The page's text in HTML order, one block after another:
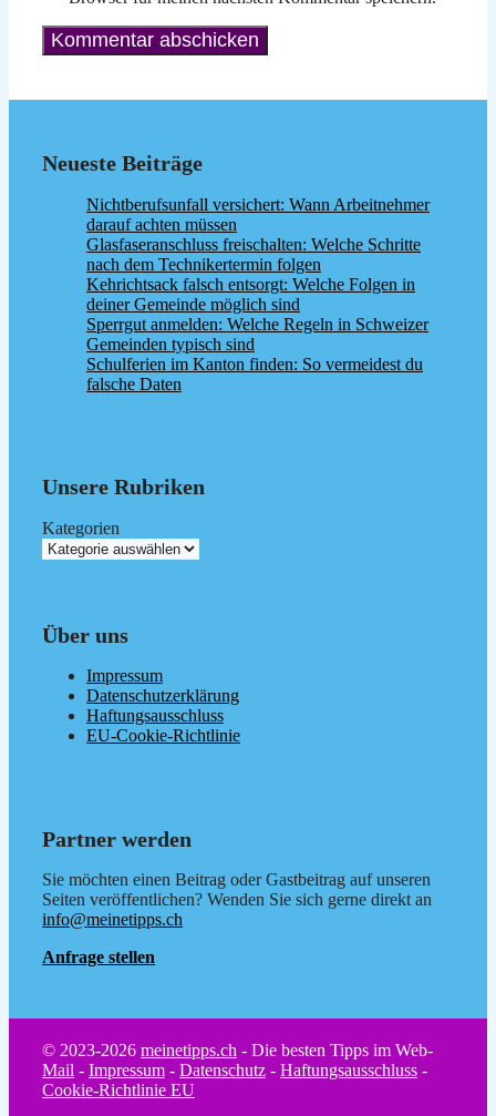
Neueste Beiträge
Nichtberufsunfall versichert: Wann Arbeitnehmer
darauf achten müssen
Glasfaseranschluss freischalten: Welche Schritte
nach dem Technikertermin folgen
Kehrichtsack falsch entsorgt: Welche Folgen in
deiner Gemeinde möglich sind
Sperrgut anmelden: Welche Regeln in Schweizer
Gemeinden typisch sind
Schulferien im Kanton finden: So vermeidest du
falsche Daten
Unsere Rubriken
Kategorien
Über uns
Impressum
Datenschutzerklärung
Haftungsausschluss
EU-Cookie-Richtlinie
Partner werden
Sie möchten einen Beitrag oder Gastbeitrag auf unseren
Seiten veröffentlichen? Wenden Sie sich gerne direkt an
info@meinetipps.ch
Anfrage stellen
© 2023-2026 meinetipps.ch - Die besten Tipps im Web-
Mail - Impressum - Datenschutz - Haftungsausschluss -
Cookie-Richtlinie EU